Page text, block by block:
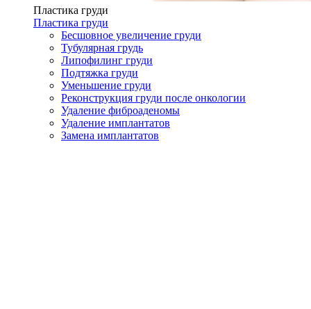
Пластика груди
Пластика груди
Бесшовное увеличение груди
Тубулярная грудь
Липофилинг груди
Подтяжка груди
Уменьшение груди
Реконструкция груди после онкологии
Удаление фиброаденомы
Удаление имплантатов
Замена имплантатов